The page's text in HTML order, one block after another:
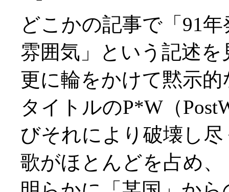
どこかの記事で「91
雰囲気」という記述
更に輪をかけて黙示
タイトルのP*W（
びそれにより破壊し
歌がほとんどを占め、